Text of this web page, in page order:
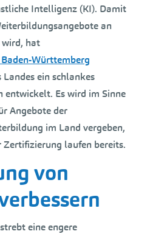
Intelligenz (KI). Damit
an
wird, hat
Württemberg
ein schlankes
Es wird im Sinne
Angebote der
im Land vergeben,
laufen bereits.
von
eine engere